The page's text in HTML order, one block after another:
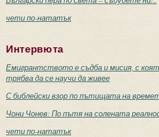
чети по-нататък
Интервюта
Емигрантството е съдба и мисия, с
трябва да се научи да живее
С библейски взор по пътищата на
Чони Чонев: По пътя на солената
чети по-нататък